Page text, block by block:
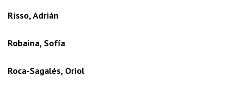
Risso, Adrián
Robaina, Sofía
Roca-Sagalés, Oriol